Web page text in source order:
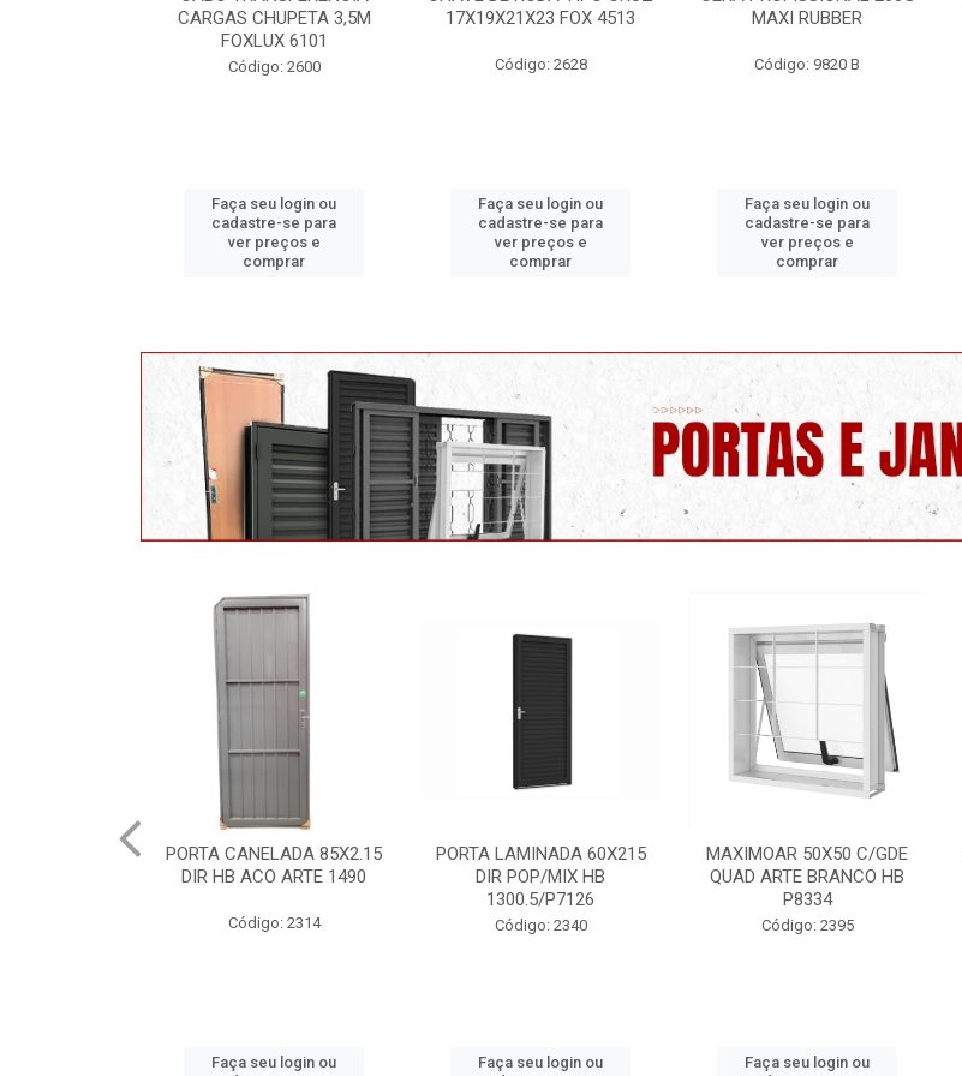
17X19X21X23 FOX 4513
Código: 2628
Faça seu login ou
cadastre-se para
ver preços e
comprar
MAXI RUBBER
Código: 9820 B
Faça seu login ou
cadastre-se para
ver preços e
comprar
PRONTO P/USO 1 LITRO
Código: 9730 C
Faça seu login ou
cadastre-se para
ver preços e
comprar
PORTA LAMINADA 60X215
DIR POP/MIX HB
Código: 2340
Faça seu login ou
MAXIMOAR 50X50 C/GDE
QUAD ARTE BRANCO HB
P8334
Código: 2395
Faça seu login ou
VENEZIANA ALUM BRANCO
3F C/GDE 100X150 HB
VNAG153/4778
Código: 2233 B
Faça seu login ou